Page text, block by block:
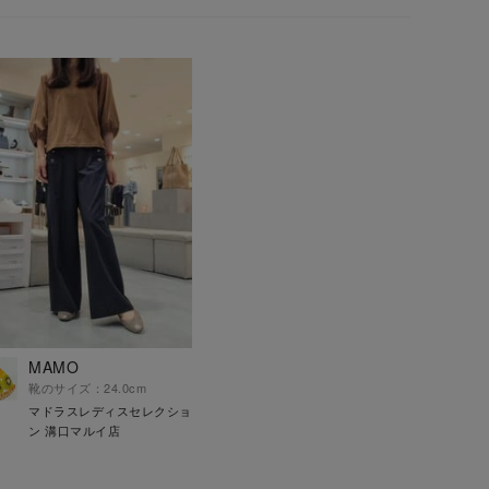
MAMO
靴のサイズ：24.0cm
マドラスレディスセレクショ
ン 溝口マルイ店